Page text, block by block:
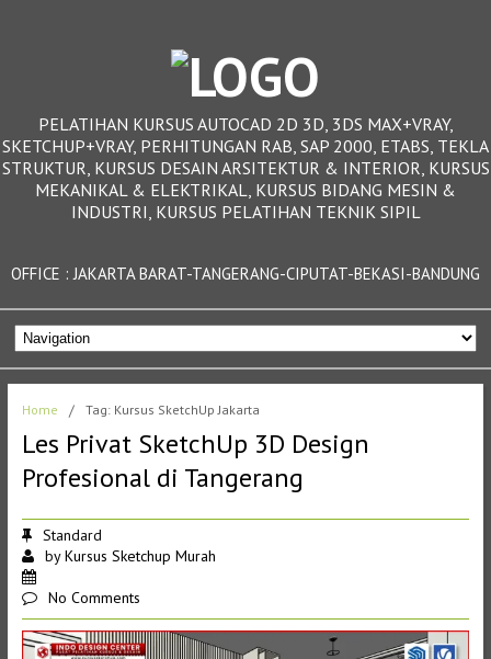
PELATIHAN KURSUS AUTOCAD 2D 3D, 3DS MAX+VRAY,
SKETCHUP+VRAY, PERHITUNGAN RAB, SAP 2000, ETABS, TEKLA
STRUKTUR, KURSUS DESAIN ARSITEKTUR & INTERIOR, KURSUS
MEKANIKAL & ELEKTRIKAL, KURSUS BIDANG MESIN &
INDUSTRI, KURSUS PELATIHAN TEKNIK SIPIL
OFFICE : JAKARTA BARAT-TANGERANG-CIPUTAT-BEKASI-BANDUNG
Home / Tag: Kursus SketchUp Jakarta
Les Privat SketchUp 3D Design
Profesional di Tangerang
Standard
byKursus Sketchup Murah
No Comments